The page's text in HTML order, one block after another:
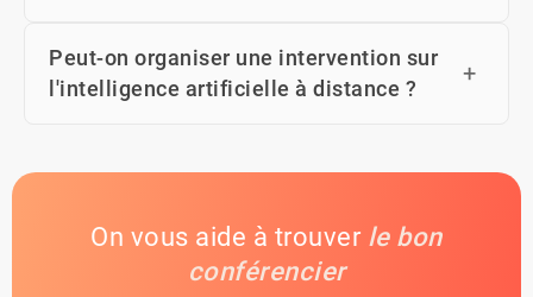
Peut-on organiser une intervention sur
l'intelligence artificielle à distance ?
On vous aide à trouver le bon
conférencier